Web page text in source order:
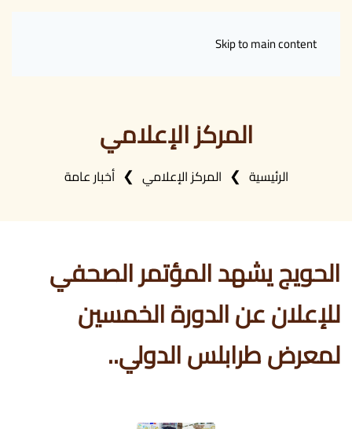
Skip to main content
المركز الإعلامي
الرئيسية المركز الإعلامي أخبار عامة
الحويج يشهد المؤتمر الصحفي
للإعلان عن الدورة الخمسين
لمعرض طرابلس الدولي..